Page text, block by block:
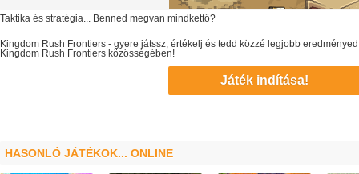
Taktika és stratégia... Benned megvan mindkettő?
Kingdom Rush Frontiers - gyere játssz, értékelj és tedd közzé legjobb
Kingdom Rush Frontiers közösségében!
Játék indítása!
HASONLÓ JÁTÉKOK... ONLINE